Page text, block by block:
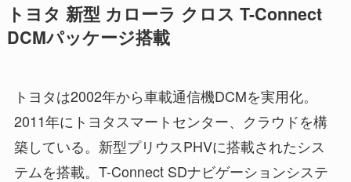
トヨタ 新型 カローラ クロス T-Connect
DCMパッケージ搭載
トヨタは2002年から車載通信機DCMを実用化。
2011年にトヨタスマートセンター、クラウドを構
築している。新型プリウスPHVに搭載されたシス
テムを搭載。T-Connect SDナビゲーションシステ